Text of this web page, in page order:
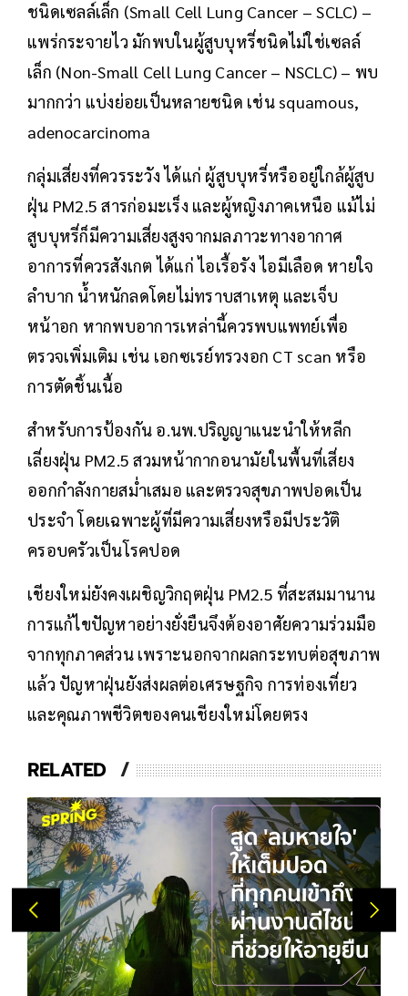
ชนิดเซลล์เล็ก (Small Cell Lung Cancer – SCLC) –
แพร่กระจายไว มักพบในผู้สูบบุหรี่ชนิดไม่ใช่เซลล์
เล็ก (Non-Small Cell Lung Cancer – NSCLC) – พบ
มากกว่า แบ่งย่อยเป็นหลายชนิด เช่น squamous,
adenocarcinoma
กลุ่มเสี่ยงที่ควรระวัง ได้แก่ ผู้สูบบุหรี่หรืออยู่ใกล้ผู้สูบ
ฝุ่น PM2.5 สารก่อมะเร็ง และผู้หญิงภาคเหนือ แม้ไม่
สูบบุหรี่ก็มีความเสี่ยงสูงจากมลภาวะทางอากาศ
อาการที่ควรสังเกต ได้แก่ ไอเรื้อรัง ไอมีเลือด หายใจ
ลำบาก น้ำหนักลดโดยไม่ทราบสาเหตุ และเจ็บ
หน้าอก หากพบอาการเหล่านี้ควรพบแพทย์เพื่อ
ตรวจเพิ่มเติม เช่น เอกซเรย์ทรวงอก CT scan หรือ
การตัดชิ้นเนื้อ
สำหรับการป้องกัน อ.นพ.ปริญญาแนะนำให้หลีก
เลี่ยงฝุ่น PM2.5 สวมหน้ากากอนามัยในพื้นที่เสี่ยง
ออกกำลังกายสม่ำเสมอ และตรวจสุขภาพปอดเป็น
ประจำ โดยเฉพาะผู้ที่มีความเสี่ยงหรือมีประวัติ
ครอบครัวเป็นโรคปอด
เชียงใหม่ยังคงเผชิญวิกฤตฝุ่น PM2.5 ที่สะสมมานาน
การแก้ไขปัญหาอย่างยั่งยืนจึงต้องอาศัยความร่วมมือ
จากทุกภาคส่วน เพราะนอกจากผลกระทบต่อสุขภาพ
แล้ว ปัญหาฝุ่นยังส่งผลต่อเศรษฐกิจ การท่องเที่ยว
และคุณภาพชีวิตของคนเชียงใหม่โดยตรง
RELATED